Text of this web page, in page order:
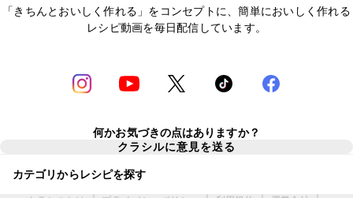
「きちんとおいしく作れる」をコンセプトに、簡単においしく作れる
レシピ動画を毎日配信しています。
何かお気づきの点はありますか？
クラシルに意見を送る
カテゴリからレシピを探す